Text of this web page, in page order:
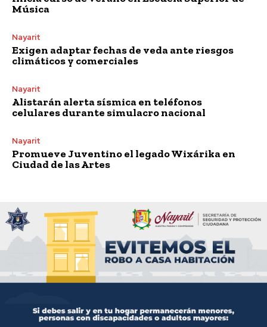
Música
Nayarit
Exigen adaptar fechas de veda ante riesgos
climáticos y comerciales
Nayarit
Alistarán alerta sísmica en teléfonos
celulares durante simulacro nacional
Nayarit
Promueve Juventino el legado Wixárika en
Ciudad de las Artes